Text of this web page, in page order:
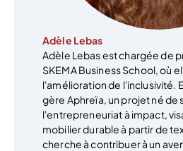
Adèle Lebas
Adèle Lebas est chargée de
SKEMA Business School, où
l'amélioration de l'inclusivité.
gère Aphreïa, un projet né de
l'entrepreneuriat à impact,
mobilier durable à partir de
cherche à contribuer à un